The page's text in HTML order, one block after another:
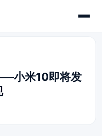
小米10即将发